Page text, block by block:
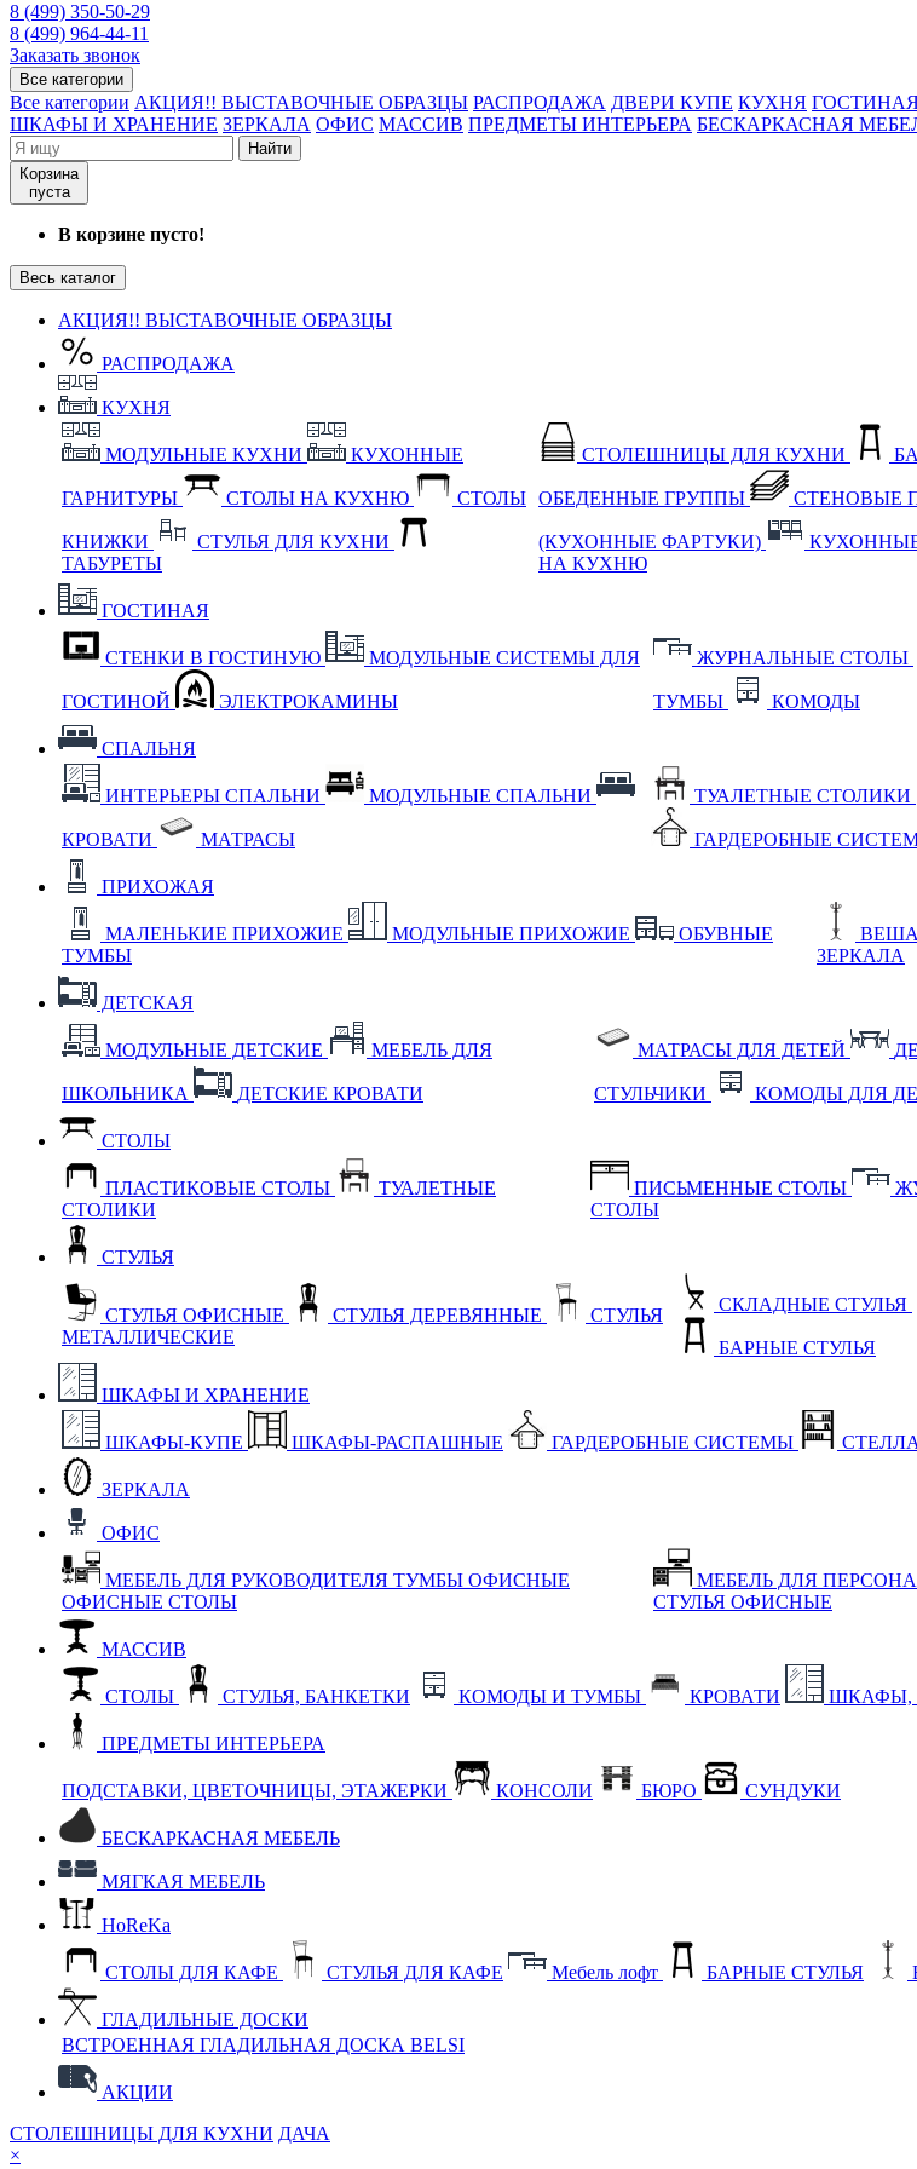
8 (499) 350-50-29
8 (499) 964-44-11
Заказать звонок
Все категории
Все категории АКЦИЯ!! ВЫСТАВОЧНЫЕ ОБРАЗЦЫ РАСПРОДАЖА ДВЕРИ КУПЕ КУХНЯ
ШКАФЫ И ХРАНЕНИЕ ЗЕРКАЛА ОФИС МАССИВ ПРЕДМЕТЫ ИНТЕРЬЕРА БЕСКАРКАСНАЯ
Найти
Корзина
пуста
В корзине пусто!
Весь каталог
АКЦИЯ!! ВЫСТАВОЧНЫЕ ОБРАЗЦЫ
РАСПРОДАЖА
КУХНЯ
МОДУЛЬНЫЕ КУХНИ КУХОННЫЕ
ГАРНИТУРЫ СТОЛЫ НА КУХНЮ СТОЛЫ
КНИЖКИ
СТУЛЬЯ ДЛЯ КУХНИ
ТАБУРЕТЫ
СТОЛЕШНИЦЫ ДЛЯ КУХНИ
ОБЕДЕННЫЕ ГРУППЫ СТЕНОВЫЕ
(КУХОННЫЕ ФАРТУКИ)
НА КУХНЮ
ГОСТИНАЯ
СТЕНКИ В ГОСТИНУЮ МОДУЛЬНЫЕ СИСТЕМЫ ДЛЯ
ГОСТИНОЙ ЭЛЕКТРОКАМИНЫ
ЖУРНАЛЬНЫЕ СТОЛЫ
ТУМБЫ КОМОДЫ
СПАЛЬНЯ
ИНТЕРЬЕРЫ СПАЛЬНИ МОДУЛЬНЫЕ СПАЛЬНИ
КРОВАТИ МАТРАСЫ
ТУАЛЕТНЫЕ СТОЛИКИ
ГАРДЕРОБНЫЕ
ПРИХОЖАЯ
МАЛЕНЬКИЕ ПРИХОЖИЕ МОДУЛЬНЫЕ ПРИХОЖИЕ
ОБУВНЫЕ
ТУМБЫ
ЗЕРКАЛА
ДЕТСКАЯ
МОДУЛЬНЫЕ ДЕТСКИЕ МЕБЕЛЬ ДЛЯ
ШКОЛЬНИКА ДЕТСКИЕ КРОВАТИ
МАТРАСЫ ДЛЯ ДЕТЕЙ
СТУЛЬЧИКИ КОМОДЫ ДЛЯ
СТОЛЫ
ПЛАСТИКОВЫЕ СТОЛЫ
ТУАЛЕТНЫЕ
СТОЛИКИ
ПИСЬМЕННЫЕ СТОЛЫ
СТОЛЫ
СТУЛЬЯ
СТУЛЬЯ ОФИСНЫЕ СТУЛЬЯ ДЕРЕВЯННЫЕ
СТУЛЬЯ
МЕТАЛЛИЧЕСКИЕ
СКЛАДНЫЕ СТУЛЬЯ
БАРНЫЕ СТУЛЬЯ
ШКАФЫ И ХРАНЕНИЕ
ШКАФЫ-КУПЕ ШКАФЫ-РАСПАШНЫЕ ГАРДЕРОБНЫЕ СИСТЕМЫ
ЗЕРКАЛА
ОФИС
МЕБЕЛЬ ДЛЯ РУКОВОДИТЕЛЯ ТУМБЫ ОФИСНЫЕ
ОФИСНЫЕ СТОЛЫ
МЕБЕЛЬ ДЛЯ
СТУЛЬЯ ОФИСНЫЕ
МАССИВ
СТОЛЫ СТУЛЬЯ, БАНКЕТКИ КОМОДЫ И ТУМБЫ КРОВАТИ ШКАФЫ,
ПРЕДМЕТЫ ИНТЕРЬЕРА
ПОДСТАВКИ, ЦВЕТОЧНИЦЫ, ЭТАЖЕРКИ КОНСОЛИ БЮРО СУНДУКИ
БЕСКАРКАСНАЯ МЕБЕЛЬ
МЯГКАЯ МЕБЕЛЬ
HoReKa
СТОЛЫ ДЛЯ КАФЕ СТУЛЬЯ ДЛЯ КАФЕ Мебель лофт БАРНЫЕ СТУЛЬЯ
ГЛАДИЛЬНЫЕ ДОСКИ
ВСТРОЕННАЯ ГЛАДИЛЬНАЯ ДОСКА BELSI
АКЦИИ
СТОЛЕШНИЦЫ ДЛЯ КУХНИ ДАЧА
×